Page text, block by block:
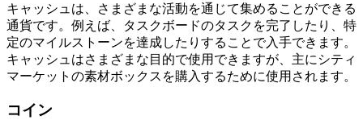
キャッシュは、さまざまな活動を通じて集めることができる
通貨です。例えば、タスクボードのタスクを完了したり、特
定のマイルストーンを達成したりすることで入手できます。
キャッシュはさまざまな目的で使用できますが、主にシティ
マーケットの素材ボックスを購入するために使用されます。
コイン